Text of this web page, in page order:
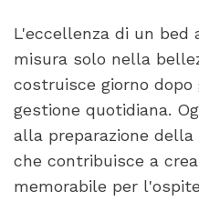
L'eccellenza di un bed
misura solo nella
costruisce giorno
gestione quotidiana.
alla preparazione
che contribuisce a
memorabile per